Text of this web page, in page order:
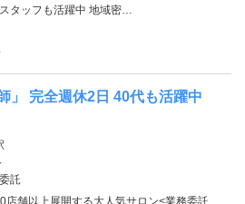
タッフも活躍中 地域密…
」 完全週休2日 40代も活躍中
託
店舗以上展開する大人気サロン<業務委託